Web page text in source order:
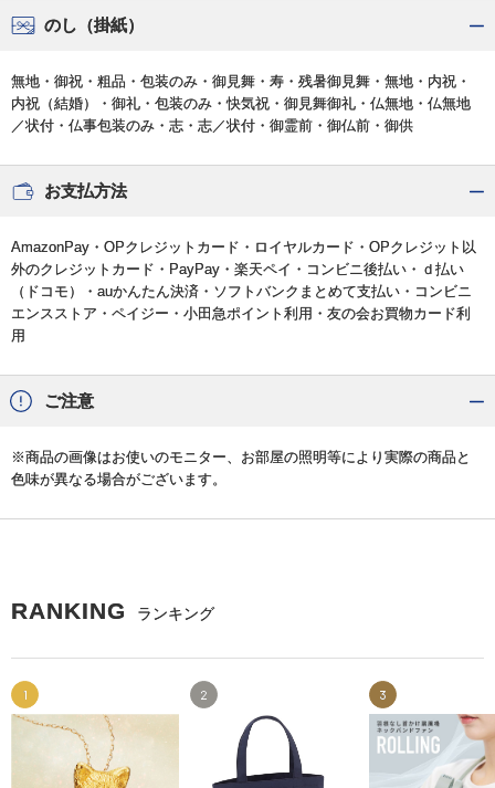
のし（掛紙）
無地・御祝・粗品・包装のみ・御見舞・寿・残暑御見舞・無地・内祝・
内祝（結婚）・御礼・包装のみ・快気祝・御見舞御礼・仏無地・仏無地
／状付・仏事包装のみ・志・志／状付・御霊前・御仏前・御供
お支払方法
AmazonPay・OPクレジットカード・ロイヤルカード・OPクレジット以
外のクレジットカード・PayPay・楽天ペイ・コンビニ後払い・ｄ払い
（ドコモ）・auかんたん決済・ソフトバンクまとめて支払い・コンビニ
エンスストア・ペイジー・小田急ポイント利用・友の会お買物カード利
用
ご注意
※商品の画像はお使いのモニター、お部屋の照明等により実際の商品と
色味が異なる場合がございます。
RANKING ランキング
1 2 3